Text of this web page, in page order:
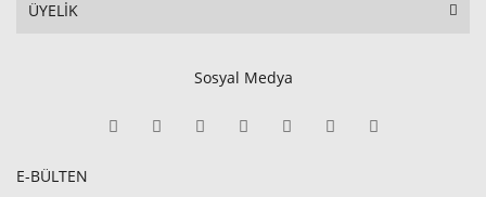
ÜYELİK
Sosyal Medya
E-BÜLTEN